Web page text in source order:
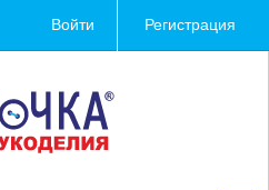
Войти Регистрация